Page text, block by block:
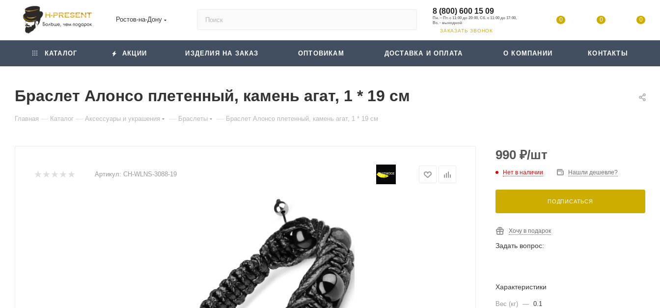
Ростов-на-Дону
8 (800) 600 15 09
ЗАКАЗАТЬ ЗВОНОК
0 0 0
КАТАЛОГ АКЦИИ ИЗДЕЛИЯ НА ЗАКАЗ ОПТОВИКАМ ДОСТАВКА И ОПЛАТА О КОМПАНИИ КОНТАКТЫ
Браслет Алонсо плетенный, камень агат, 1 * 19 см
Главная — Каталог — Аксессуары и украшения — Браслеты — Браслет Алонсо плетенный, камень агат, 1 * 19 см
Артикул: CH-WLNS-3088-19
990 ₽/шт
Нет в наличии Нашли дешевле?
ПОДПИСАТЬСЯ
Хочу в подарок
Задать вопрос:
Характеристики
Вес (кг) — 0.1